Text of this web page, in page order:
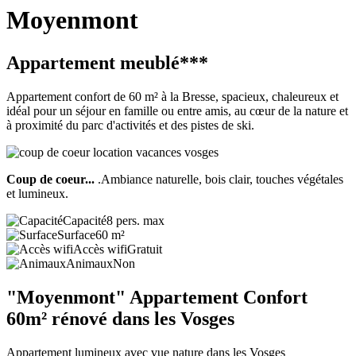
Moyenmont
Appartement meublé***
Appartement confort de 60 m² à la Bresse, spacieux, chaleureux et
idéal pour un séjour en famille ou entre amis, au cœur de la nature et
à proximité du parc d'activités et des pistes de ski.
Coup de coeur... .Ambiance naturelle, bois clair, touches végétales
et lumineux.
Capacité8 pers. max
Surface60 m²
Accès wifiGratuit
AnimauxNon
"Moyenmont" Appartement Confort
60m² rénové dans les Vosges
Appartement lumineux avec vue nature dans les Vosges